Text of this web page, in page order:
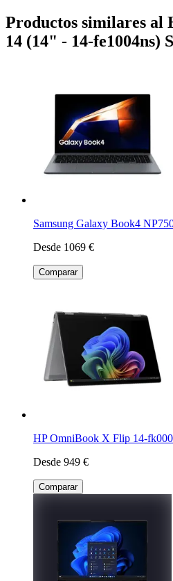
Productos similares al
14 (14" - 14-fe1004ns)
Samsung Galaxy Book4
Desde 1069 €
Comparar
HP OmniBook X Flip 14-
Desde 949 €
Comparar